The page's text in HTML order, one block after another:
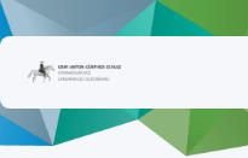
Zum
Inhalt